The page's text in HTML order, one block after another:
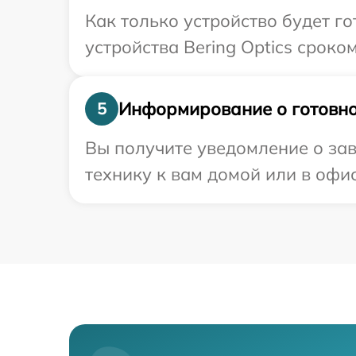
Как только устройство будет
устройства Bering Optics
5
Информирование о
Вы получите уведомление о
технику к вам домой или в